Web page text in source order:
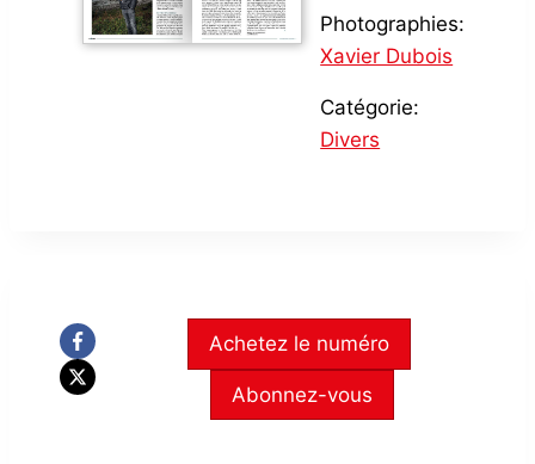
Photographies:
Xavier Dubois
Catégorie:
Divers
Achetez le numéro
Abonnez-vous